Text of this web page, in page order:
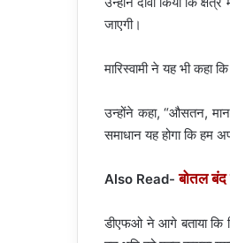
जाएगी।
मारिस्वामी ने यह भी
उन्होंने कहा, “औसतन,
समाधान यह होगा कि हम
Also Read-बोतल बंद
डीएफओ ने आगे बताया कि